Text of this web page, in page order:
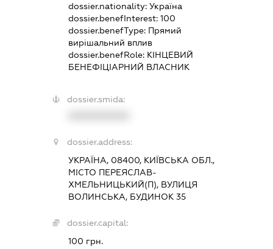
dossier.nationality: Україна
dossier.benefInterest: 100
dossier.benefType: Прямий
вирішальний вплив
dossier.benefRole: КІНЦЕВИЙ
БЕНЕФІЦІАРНИЙ ВЛАСНИК
dossier.smida:
dossier.address:
УКРАЇНА, 08400, КИЇВСЬКА ОБЛ.,
МІСТО ПЕРЕЯСЛАВ-
ХМЕЛЬНИЦЬКИЙ(П), ВУЛИЦЯ
ВОЛИНСЬКА, БУДИНОК 35
dossier.capital:
100 грн.